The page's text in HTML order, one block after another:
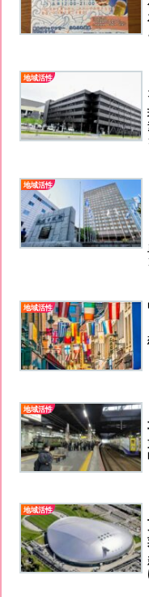
地域活性
地域活性
地域活性
地域活性
地域活性